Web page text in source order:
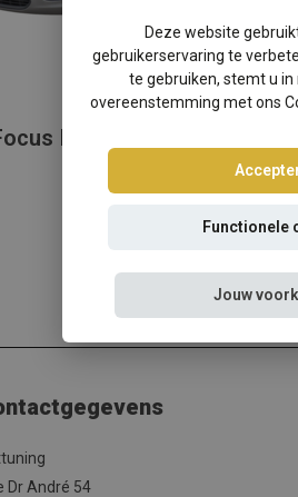
II (2004-2012)
Dr André 54
Deze website
gebruikerservaring te
te gebruiken, stemt u in
overeenstemming met ons
Functionele
Jouw